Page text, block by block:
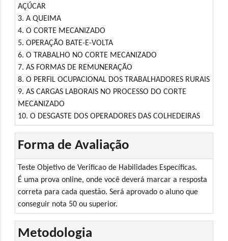
AÇÚCAR
3. A QUEIMA
4. O CORTE MECANIZADO
5. OPERAÇÃO BATE-E-VOLTA
6. O TRABALHO NO CORTE MECANIZADO
7. AS FORMAS DE REMUNERAÇÃO
8. O PERFIL OCUPACIONAL DOS TRABALHADORES RURAIS
9. AS CARGAS LABORAIS NO PROCESSO DO CORTE
MECANIZADO
10. O DESGASTE DOS OPERADORES DAS COLHEDEIRAS
Forma de Avaliação
Teste Objetivo de Verificao de Habilidades Específicas.
É uma prova online, onde você deverá marcar a resposta
correta para cada questão. Será aprovado o aluno que
conseguir nota 50 ou superior.
Metodologia